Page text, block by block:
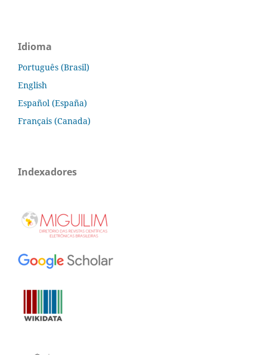
Idioma
Português (Brasil)
English
Español (España)
Français (Canada)
Indexadores